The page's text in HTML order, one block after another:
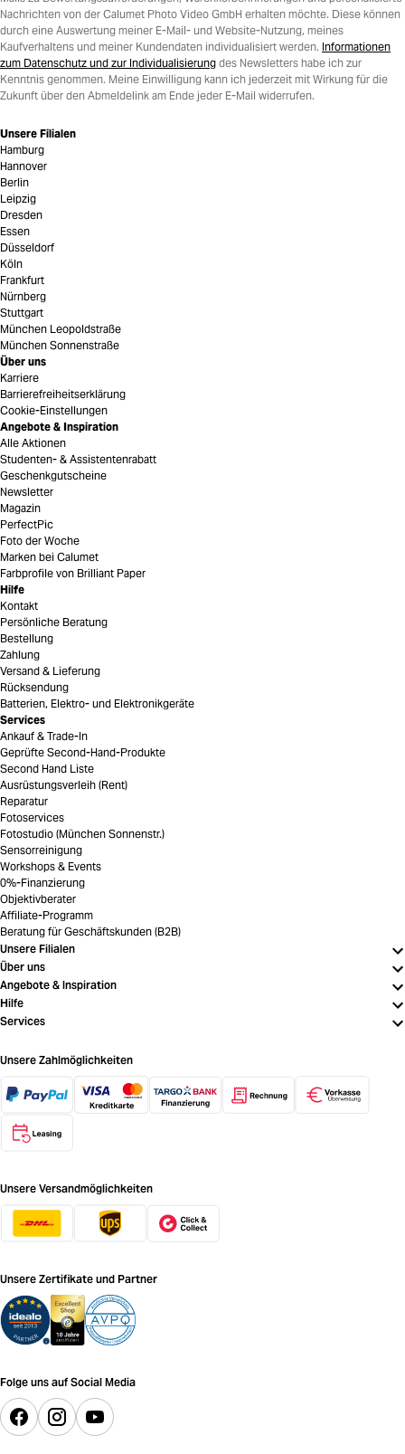
Nachrichten von der Calumet Photo Video GmbH erhalten möchte. Diese können
durch eine Auswertung meiner E-Mail- und Website-Nutzung, meines
Kaufverhaltens und meiner Kundendaten individualisiert werden. Informationen
zum Datenschutz und zur Individualisierung des Newsletters habe ich zur
Kenntnis genommen. Meine Einwilligung kann ich jederzeit mit Wirkung für die
Zukunft über den Abmeldelink am Ende jeder E-Mail widerrufen.
Unsere Filialen
Hamburg
Hannover
Berlin
Leipzig
Dresden
Essen
Düsseldorf
Köln
Frankfurt
Nürnberg
Stuttgart
München Leopoldstraße
München Sonnenstraße
Über uns
Karriere
Barrierefreiheitserklärung
Cookie-Einstellungen
Angebote & Inspiration
Alle Aktionen
Studenten- & Assistentenrabatt
Geschenkgutscheine
Newsletter
Magazin
PerfectPic
Foto der Woche
Marken bei Calumet
Farbprofile von Brilliant Paper
Hilfe
Kontakt
Persönliche Beratung
Bestellung
Zahlung
Versand & Lieferung
Rücksendung
Batterien, Elektro- und Elektronikgeräte
Services
Ankauf & Trade-In
Geprüfte Second-Hand-Produkte
Second Hand Liste
Ausrüstungsverleih (Rent)
Reparatur
Fotoservices
Fotostudio (München Sonnenstr.)
Sensorreinigung
Workshops & Events
0%-Finanzierung
Objektivberater
Affiliate-Programm
Beratung für Geschäftskunden (B2B)
Unsere Filialen
Über uns
Angebote & Inspiration
Hilfe
Services
Unsere Zahlmöglichkeiten
Unsere Versandmöglichkeiten
Unsere Zertifikate und Partner
Folge uns auf Social Media